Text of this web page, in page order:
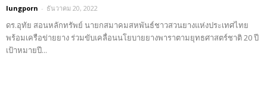
lungporn - ธันวาคม 20, 2022
ดร.อุทัย สอนหลักทรัพย์ นายกสมาคมสหพันธ์ชาวสวนยางแห่งประเทศไทย
พร้อมเครือข่ายยาง ร่วมขับเคลื่อนนโยบายยางพาราตามยุทธศาสตร์ชาติ 20 ปี
เป้าหมายปี...